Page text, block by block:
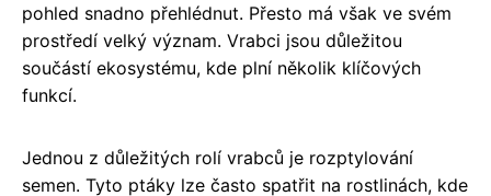
pohled snadno přehlédnut. Přesto má však ve svém
prostředí velký význam. Vrabci jsou důležitou
součástí ekosystému, kde plní několik klíčových
funkcí.
Jednou z důležitých rolí vrabců je rozptylování
semen. Tyto ptáky lze často spatřit na rostlinách, kde